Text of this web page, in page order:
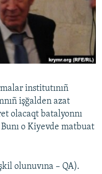
institutınıñ
işğalden azat
olacaqt batalyonnı
o Kiyevde matbuat
olunuvına – QA).